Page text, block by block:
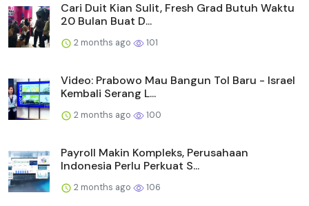
Cari Duit Kian Sulit, Fresh Grad Butuh Waktu
20 Bulan Buat D...
2 months ago 101
Video: Prabowo Mau Bangun Tol Baru - Israel
Kembali Serang L...
2 months ago 100
Payroll Makin Kompleks, Perusahaan
Indonesia Perlu Perkuat S...
2 months ago 106